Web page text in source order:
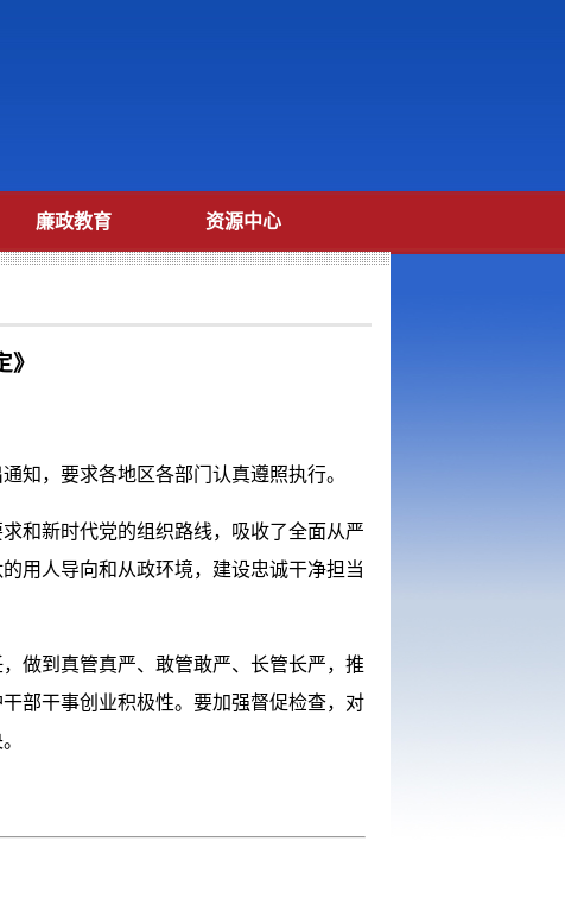
廉政教育 资源中心
，要求各地区各部门认真遵照执行。
和新时代党的组织路线，吸收了全面从严
用人导向和从政环境，建设忠诚干净担当
做到真管真严、敢管敢严、长管长严，推
部干事创业积极性。要加强督促检查，对